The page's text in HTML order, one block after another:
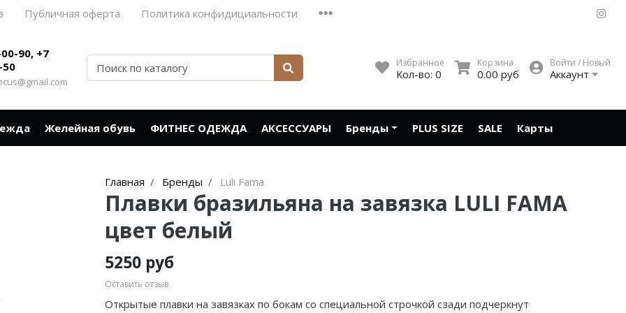
Публичная оферта Политика конфидициальности
90, +7
50
Избранное
Кол-во: 0
Корзина
0.00 руб
Войти / Новый
Аккаунт
Желейная обувь ФИТНЕС ОДЕЖДА АКСЕССУАРЫ Бренды PLUS SIZE SALE Карты
Главная Бренды Luli Fama
Плавки бразильяна на завязка LULI FAMA
цвет белый
5250 руб
Оставить отзыв
Открытые плавки на завязках по бокам со специальной строчкой сзади подчеркнут